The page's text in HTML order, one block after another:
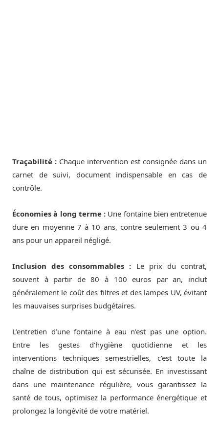
Traçabilité : Chaque intervention est consignée dans un
carnet de suivi, document indispensable en cas de
contrôle.
Économies à long terme : Une fontaine bien entretenue
dure en moyenne 7 à 10 ans, contre seulement 3 ou 4
ans pour un appareil négligé.
Inclusion des consommables : Le prix du contrat,
souvent à partir de 80 à 100 euros par an, inclut
généralement le coût des filtres et des lampes UV, évitant
les mauvaises surprises budgétaires.
L’entretien d’une fontaine à eau n’est pas une option.
Entre les gestes d’hygiène quotidienne et les
interventions techniques semestrielles, c’est toute la
chaîne de distribution qui est sécurisée. En investissant
dans une maintenance régulière, vous garantissez la
santé de tous, optimisez la performance énergétique et
prolongez la longévité de votre matériel.